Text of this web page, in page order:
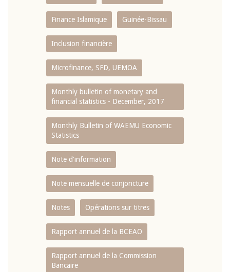
Finance Islamique Guinée-Bissau
Inclusion financière
Microfinance, SFD, UEMOA
Monthly bulletin of monetary and
financial statistics - December, 2017
Monthly Bulletin of WAEMU Economic
Statistics
Note d'information
Note mensuelle de conjoncture
Notes Opérations sur titres
Rapport annuel de la BCEAO
Rapport annuel de la Commission
Bancaire